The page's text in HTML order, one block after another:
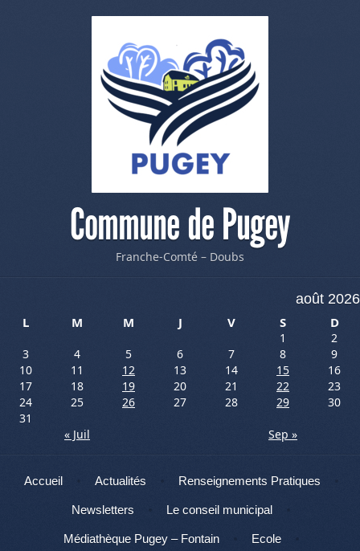
Commune de Pugey
Franche-Comté – Doubs
août 2026
L
M M J V S D
1
2
3
4 5 6 7 8
9
10
11 12 13 14 15
16
17
18 19 20 21 22
23
24
25 26 27 28 29
30
31
« Juil
Sep »
Menu
Aller au contenu
Accueil Actualités Renseignements Pratiques
Newsletters Le conseil municipal
Médiathèque Pugey – Fontain Ecole